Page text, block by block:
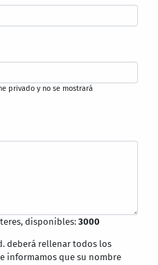
privado y no se mostrará
disponibles:3000
deberá rellenar todos los
informamos que su nombre